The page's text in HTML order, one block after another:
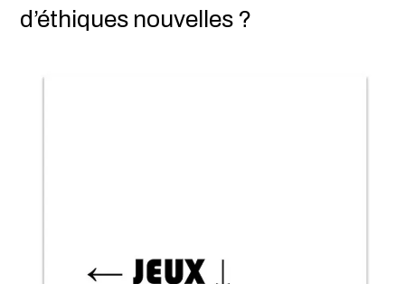
d’éthiques nouvelles ?